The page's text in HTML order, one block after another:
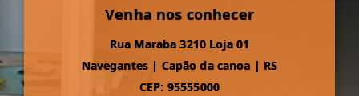
Venha nos conhecer
Rua Maraba 3210 Loja 01
Navegantes | Capão da canoa | RS
CEP: 95555000